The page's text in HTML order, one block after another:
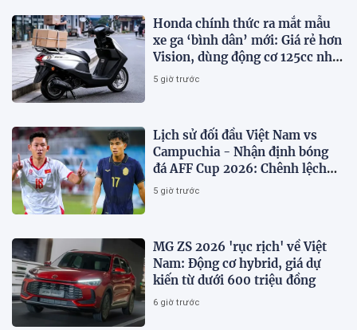
Honda chính thức ra mắt mẫu
xe ga ‘bình dân’ mới: Giá rẻ hơn
Vision, dùng động cơ 125cc như
SH Mode
5 giờ trước
Lịch sử đối đầu Việt Nam vs
Campuchia - Nhận định bóng
đá AFF Cup 2026: Chênh lệch
đẳng cấp
5 giờ trước
MG ZS 2026 'rục rịch' về Việt
Nam: Động cơ hybrid, giá dự
kiến từ dưới 600 triệu đồng
6 giờ trước